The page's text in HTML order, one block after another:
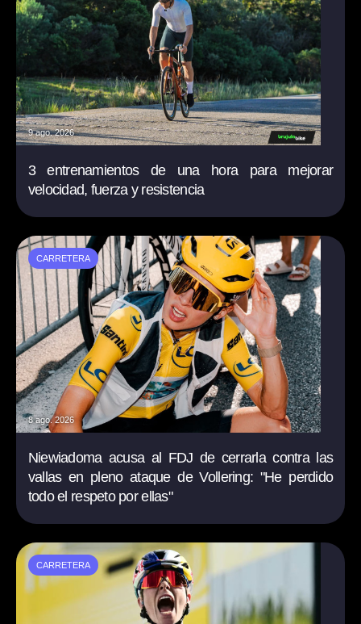
9 ago. 2026
3 entrenamientos de una hora para mejorar
velocidad, fuerza y resistencia
CARRETERA
8 ago. 2026
Niewiadoma acusa al FDJ de cerrarla contra las
vallas en pleno ataque de Vollering: "He perdido
todo el respeto por ellas"
CARRETERA